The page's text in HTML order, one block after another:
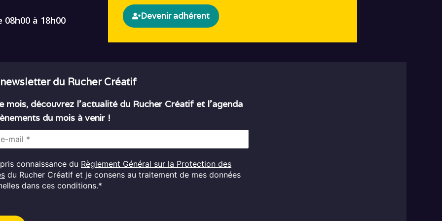
à 18h00 Devenir adhérent
du Rucher Créatif
mois, découvrez l’actualité du Rucher Créatif et l’agenda
du mois à venir !
pris connaissance du Règlement Général sur la Protection des
du Rucher Créatif et je consens au traitement de mes données
dans ces conditions.*